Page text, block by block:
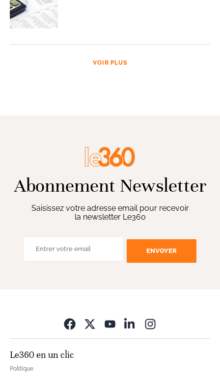
VOIR PLUS
Abonnement Newsletter
Saisissez votre adresse email pour recevoir
la newsletter Le360
ENVOYER
Le360 en un clic
Politique